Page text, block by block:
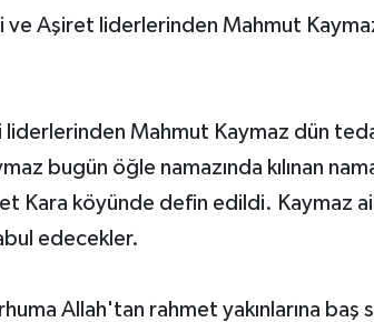
ve Aşiret liderlerinden Mahmut
liderlerinden Mahmut Kaymaz dün
bugün öğle namazında kılınan
Kara köyünde defin edildi. Kaymaz
edecekler.
Allah'tan rahmet yakınlarına baş